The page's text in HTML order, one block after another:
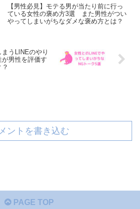
【男性必見】モテる男が当たり前に行っ
ている女性の褒め方3選 また男性がつい
やってしまいがちなダメな褒め方とは？
うLINEのやり
男性を評価す
ントを書き込む
PAGE TOP